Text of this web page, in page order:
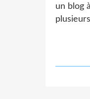
un blog